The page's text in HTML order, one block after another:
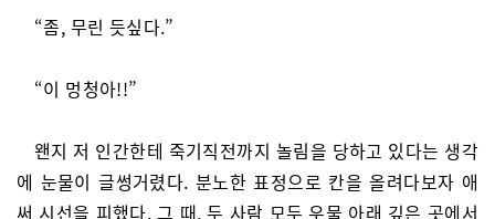
“좀, 무린 듯싶다.”
“이 멍청아!!”
왠지 저 인간한테 죽기직전까지 놀림을 당하고 있다는 생각
에 눈물이 글썽거렸다. 분노한 표정으로 칸을 올려다보자 애
써 시선을 피했다. 그 때, 두 사람 모두 우물 아래 깊은 곳에서